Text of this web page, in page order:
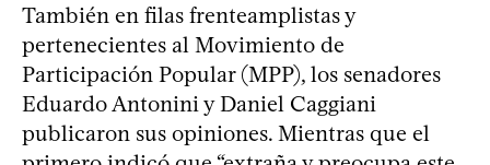
También en filas frenteamplistas y
pertenecientes al Movimiento de
Participación Popular (MPP), los senadores
Eduardo Antonini y Daniel Caggiani
publicaron sus opiniones. Mientras que el